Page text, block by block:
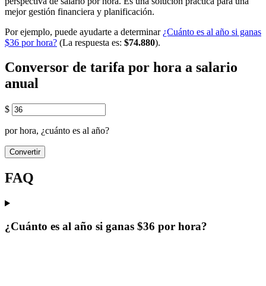
mejor gestión financiera y planificación.
Por ejemplo, puede ayudarte a determinar ¿Cuánto es al año si ganas
$36 por hora? (La respuesta es: $74.880).
Conversor de tarifa por hora a salario
anual
$
por hora, ¿cuánto es al año?
Convertir
FAQ
¿Cuánto es al año si ganas $36 por hora?